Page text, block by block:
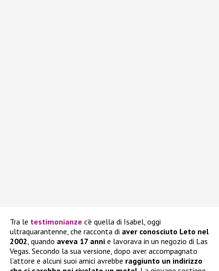
Tra le testimonianze c’è quella di Isabel, oggi
ultraquarantenne, che racconta di aver conosciuto Leto nel
2002 , quando aveva 17 anni e lavorava in un negozio di Las
Vegas. Secondo la sua versione, dopo aver accompagnato
l’attore e alcuni suoi amici avrebbe raggiunto un indirizzo